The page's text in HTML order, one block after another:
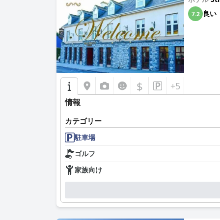
7.2 良い
$ +5
情報
カテゴリー
駐車場
ゴルフ
家族向け